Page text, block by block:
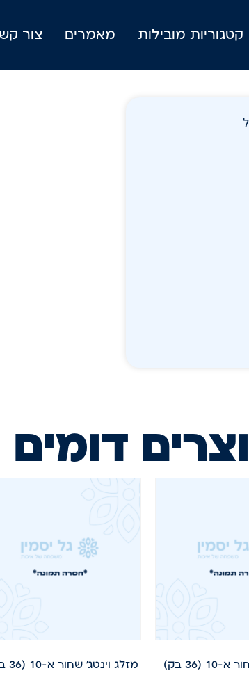
קטגוריות מובילות מאמרים צור
דומים
(36 בק) מזלג וינטג' שחור א-10 (36 בקר)